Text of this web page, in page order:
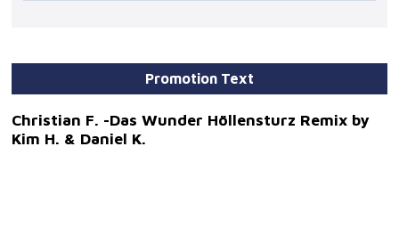
Promotion Text
Christian F. -Das Wunder Höllensturz Remix by
Kim H. & Daniel K.